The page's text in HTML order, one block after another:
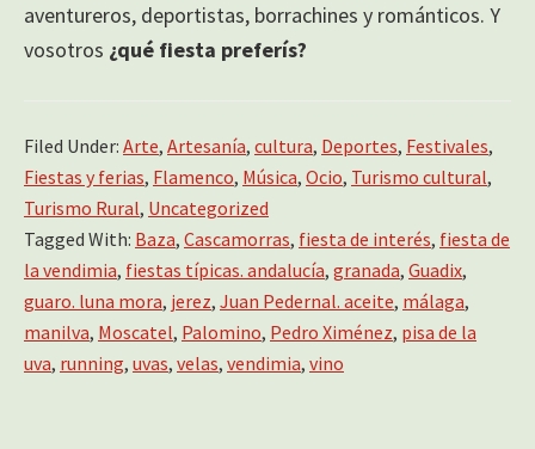
aventureros, deportistas, borrachines y románticos. Y
vosotros ¿qué fiesta preferís?
Filed Under: Arte, Artesanía, cultura, Deportes, Festivales,
Fiestas y ferias, Flamenco, Música, Ocio, Turismo cultural,
Turismo Rural, Uncategorized
Tagged With: Baza, Cascamorras, fiesta de interés, fiesta de
la vendimia, fiestas típicas. andalucía, granada, Guadix,
guaro. luna mora, jerez, Juan Pedernal. aceite, málaga,
manilva, Moscatel, Palomino, Pedro Ximénez, pisa de la
uva, running, uvas, velas, vendimia, vino